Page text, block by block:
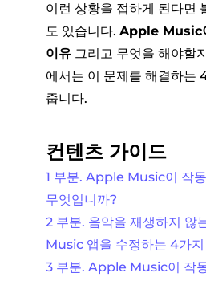
이런 상황을 접하게 된다면
도 있습니다. Apple Music
이유그리고 무엇을 해야할
에서는 이 문제를 해결하는
줍니다.
컨텐츠 가이드
1 부분. Apple Music이 작
무엇입니까?
2 부분. 음악을 재생하지 않
Music 앱을 수정하는 4가지
3 부분. Apple Music이 작